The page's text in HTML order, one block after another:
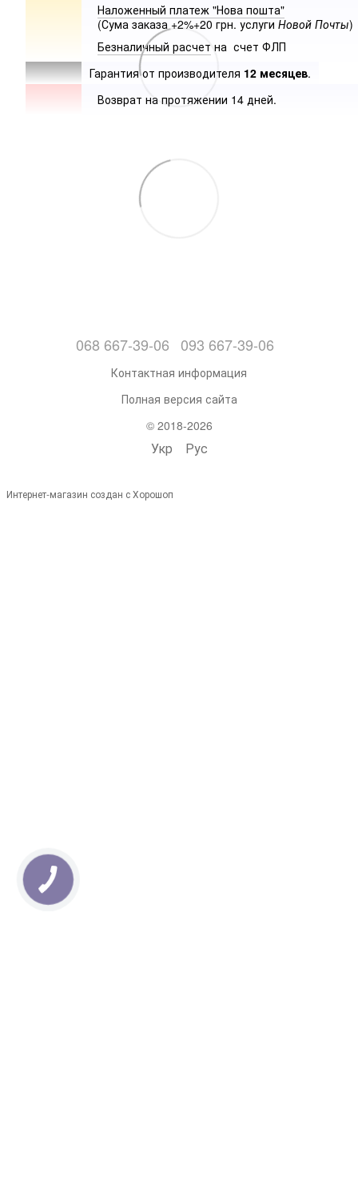
Наложенный платеж "Нова пошта"
(Сума заказа +2%+20 грн. услугиНовой Почты)
Безналичный расчет на счет ФЛП
Гарантия от производителя 12 месяцев.
Возврат на протяжении 14 дней.
068 667-39-06 093 667-39-06
Контактная информация
Полная версия сайта
© 2018-2026
Укр Рус
Интернет-магазин создан с Хорошоп